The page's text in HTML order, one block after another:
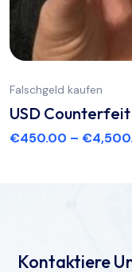
Falschgeld kaufen
USD
€450.00 – €
Kontaktiere